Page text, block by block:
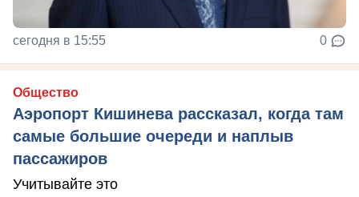
сегодня в 15:55 0
Общество
Аэропорт Кишинева рассказал, когда там
самые большие очереди и наплыв
пассажиров
Учитывайте это